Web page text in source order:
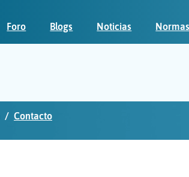
Foro Blogs Noticias Normas
Contacto